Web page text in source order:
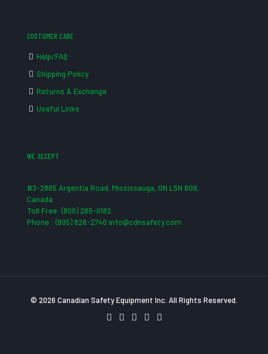
CUSTOMER CARE
Help/FAQ
Shipping Policy
Returns & Exchange
Useful Links
WE ACCEPT
#3-2865 Argentia Road, Mississauga, ON L5N 8G6,
Canada
Toll Free: (800) 265-0182
Phone : (905) 826-2740 info@cdnsafety.com
© 2026 Canadian Safety Equipment Inc. All Rights Reserved.